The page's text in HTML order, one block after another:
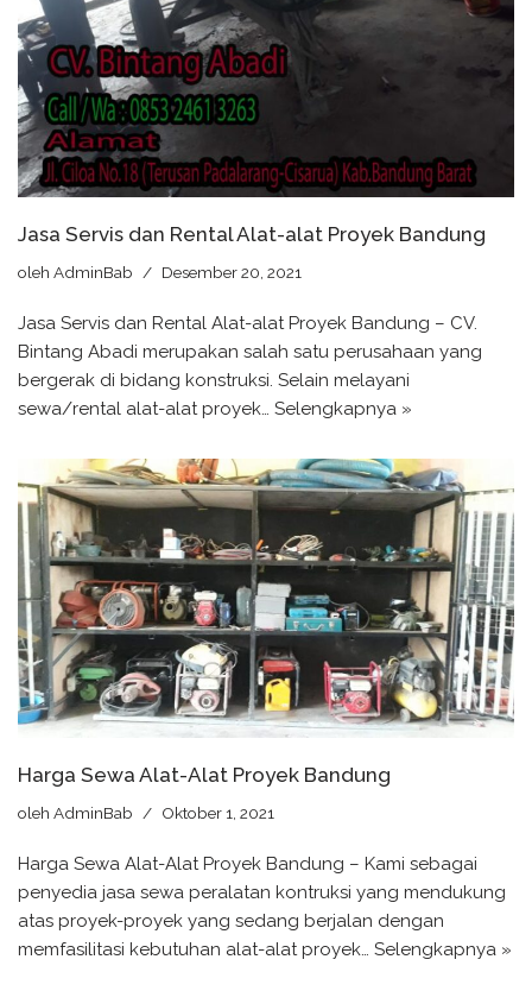
Jasa Servis dan Rental Alat-alat Proyek Bandung
oleh AdminBab Desember 20, 2021
Jasa Servis dan Rental Alat-alat Proyek Bandung – CV.
Bintang Abadi merupakan salah satu perusahaan yang
bergerak di bidang konstruksi. Selain melayani
sewa/rental alat-alat proyek… Selengkapnya »
Harga Sewa Alat-Alat Proyek Bandung
oleh AdminBab Oktober 1, 2021
Harga Sewa Alat-Alat Proyek Bandung – Kami sebagai
penyedia jasa sewa peralatan kontruksi yang mendukung
atas proyek-proyek yang sedang berjalan dengan
memfasilitasi kebutuhan alat-alat proyek… Selengkapnya »